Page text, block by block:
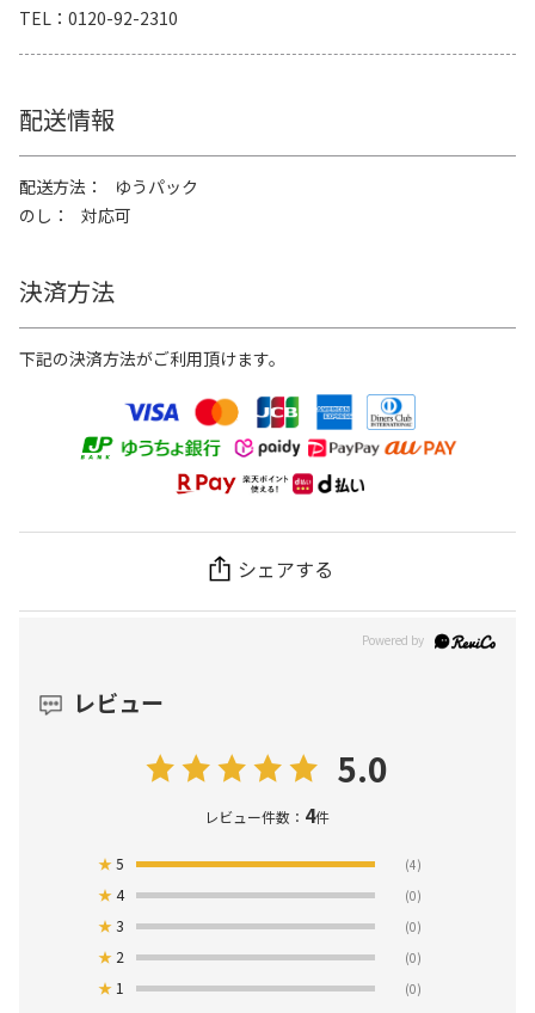
TEL
0120-92-2310
配送情報
配送方法
ゆうパック
のし
対応可
決済方法
下記の決済方法がご利用頂けます。
シェアする
レビュー
5.0
レビュー件数： 4件
★5 (4)
★4 (0)
★3 (0)
★ 2 (0)
★ 1 (0)